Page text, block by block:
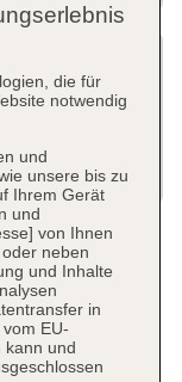
die für
notwendig
und
unsere bis zu
Ihrem Gerät
und
von Ihnen
neben
und Inhalte
in
EU-
kann und